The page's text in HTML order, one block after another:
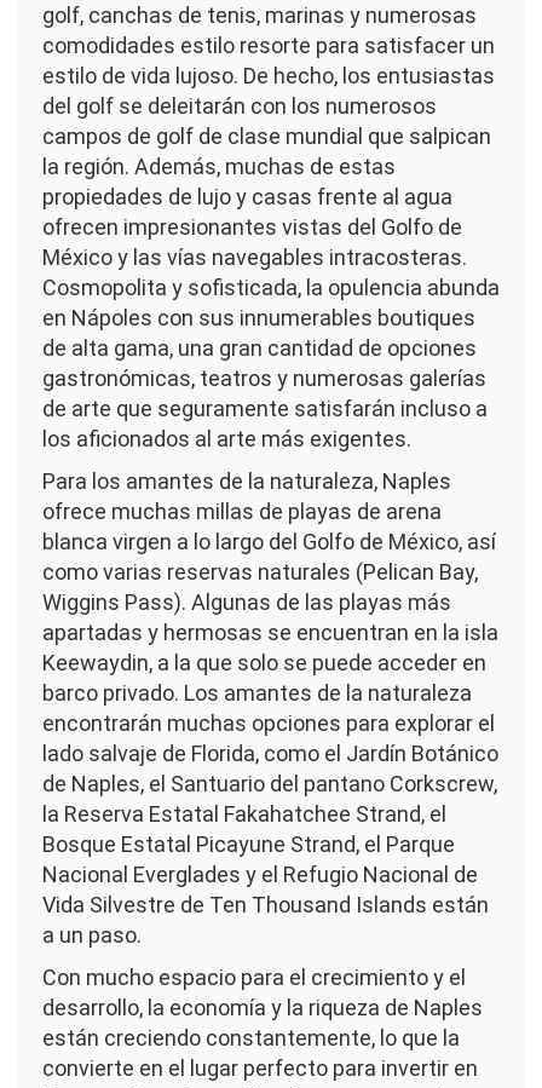
golf, canchas de tenis, marinas y numerosas
comodidades estilo resorte para satisfacer un
estilo de vida lujoso. De hecho, los entusiastas
del golf se deleitarán con los numerosos
campos de golf de clase mundial que salpican
la región. Además, muchas de estas
propiedades de lujo y casas frente al agua
ofrecen impresionantes vistas del Golfo de
México y las vías navegables intracosteras.
Cosmopolita y sofisticada, la opulencia abunda
en Nápoles con sus innumerables boutiques
de alta gama, una gran cantidad de opciones
gastronómicas, teatros y numerosas galerías
de arte que seguramente satisfarán incluso a
los aficionados al arte más exigentes.
Para los amantes de la naturaleza, Naples
ofrece muchas millas de playas de arena
blanca virgen a lo largo del Golfo de México, así
como varias reservas naturales (Pelican Bay,
Wiggins Pass). Algunas de las playas más
apartadas y hermosas se encuentran en la isla
Keewaydin, a la que solo se puede acceder en
barco privado. Los amantes de la naturaleza
encontrarán muchas opciones para explorar el
lado salvaje de Florida, como el Jardín Botánico
de Naples, el Santuario del pantano Corkscrew,
la Reserva Estatal Fakahatchee Strand, el
Bosque Estatal Picayune Strand, el Parque
Nacional Everglades y el Refugio Nacional de
Vida Silvestre de Ten Thousand Islands están
a un paso.
Con mucho espacio para el crecimiento y el
desarrollo, la economía y la riqueza de Naples
están creciendo constantemente, lo que la
convierte en el lugar perfecto para invertir en